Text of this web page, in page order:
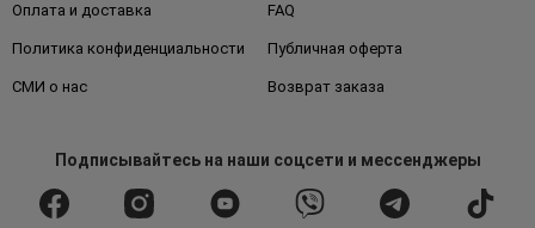
Оплата и доставка FAQ
Политика конфиденциальности Публичная оферта
СМИ о нас Возврат заказа
Подписывайтесьна наши соцсети и мессенджеры